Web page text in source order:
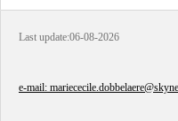
Last update:06-08-2026
e-mail: